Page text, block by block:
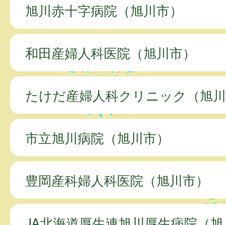
旭川赤十字病院（旭川市）
和田産婦人科医院（旭川市）
たけだ産婦人科クリニック（旭
市立旭川病院（旭川市）
豊岡産科婦人科医院（旭川市）